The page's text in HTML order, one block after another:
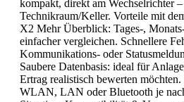
kompakt, direkt am Wechselrichter
Technikraum/Keller. Vorteile mit
X2 Mehr Überblick: Tages-,
einfacher vergleichen. Schnellere
Kommunikations- oder
Saubere Datenbasis: ideal für
Ertrag realistisch bewerten
WLAN, LAN oder Bluetooth je